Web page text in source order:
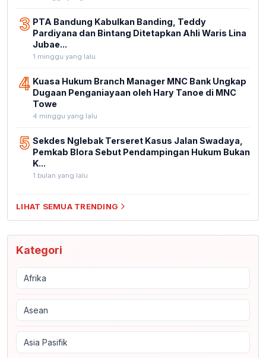
3 PTA Bandung Kabulkan Banding, Teddy
Pardiyana dan Bintang Ditetapkan Ahli Waris Lina
Jubae...
1 minggu yang lalu
4 Kuasa Hukum Branch Manager MNC Bank Ungkap
Dugaan Penganiayaan oleh Hary Tanoe di MNC
Towe
4 minggu yang lalu
5 Sekdes Nglebak Terseret Kasus Jalan Swadaya,
Pemkab Blora Sebut Pendampingan Hukum Bukan
K...
1 bulan yang lalu
LIHAT SEMUA TRENDING
Kategori
Afrika
Asean
Asia Pasifik